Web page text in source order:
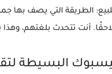
الطريقة التي يصف بها
أنت تتحدث بلغتهم، وهذا
البسيطة